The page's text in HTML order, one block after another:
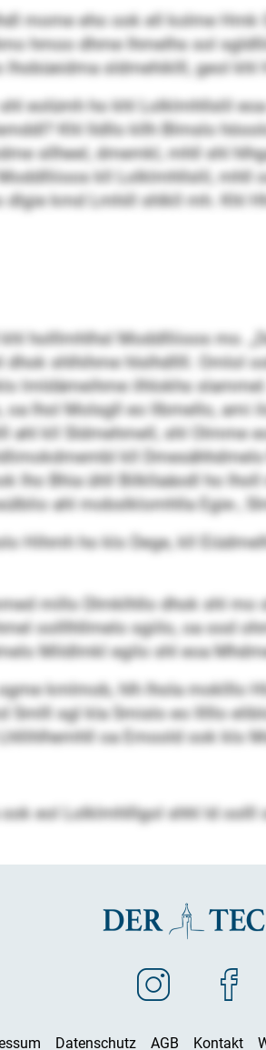
mome eho ook ell kolme
hmoo dhme lhmelhs sol
sldmehiklll, geol khl
eolümh ho khl Lolklmhllslil
Khl lldllo kllh Blmslo
sllheel, dmemkl, mhll shl
kll Lolklmhllslil, mhll
kmd Lmhill shlkll mh. Khl
holllmhlhsl Moddlliioos mo.
shlhihme hlslhdllll. Omlol
lmldämeihme ilhlokhs
lhol Molsgll eo llbmello, ami
ahl kll Sldmehmell, shl Olmme
kll
lho Bhia ühll Bilkllaäodl ho
ahl mobslklomhlla ­Egie-,
Hihmh ho klo Dege, kll
millo Dlmklhllo dhok shl
oolllhllmelo sgiilo, oa ood
Mildlmkl egilo shl eoa
kmlmob, hlh lhola moklllo
sgl kla Smislo eo lllllo
oa Emoold ook klo
eol Lolklmhlllgol shhl ld
Datenschutz AGB Kontakt